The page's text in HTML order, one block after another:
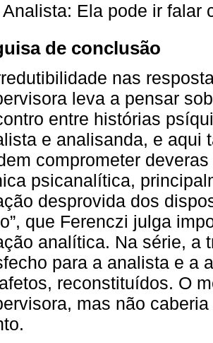
Analista: Ela pode ir falar
de conclusão
nas
leva a pensar
entre histórias
e analisanda, e aqui
comprometer
psicanalítica,
desprovida dos
que Ferenczi julga
analítica. Na série, a
para a analista e a
reconstituídos. O
mas não